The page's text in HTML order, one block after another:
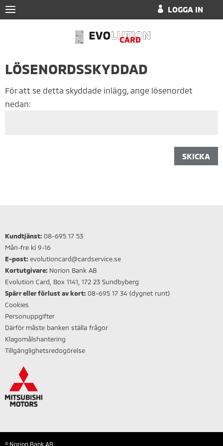
LOGGA IN
LÖSENORDSSKYDDAD
För att se detta skyddade inlägg, ange lösenordet
nedan:
SKICKA
Kundtjänst: 08-695 17 53
Mån-fre kl 9-16
E-post: evolutioncard@cardservice.se
Kortutgivare: Norion Bank AB
Evolution Card, Box 1141, 172 23 Sundbyberg
Spärr eller förlust av kort: 08-695 17 34 (dygnet runt)
Cookies
Personuppgifter
Därför måste banken ställa frågor
Klagomålshantering
Tillgänglighetsredogörelse
© Norion Bank AB